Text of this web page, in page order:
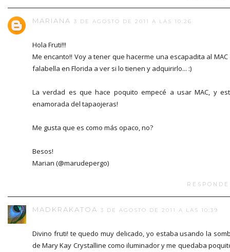
MARIANA 3 DE AGOSTO DE 2011 A LAS 10:26
Hola Fruti!!!
Me encanto!! Voy a tener que hacerme una escapadita al MAC
falabella en Florida a ver si lo tienen y adquirirlo... :)
La verdad es que hace poquito empecé a usar MAC, y
enamorada del tapaojeras!
Me gusta que es como más opaco, no?
Besos!
Marian (@marudepergo)
MADKRAKATOA 3 DE AGOSTO DE 2011 A LAS 10:39
Divino fruti! te quedo muy delicado, yo estaba usando la
de Mary Kay Crystalline como iluminador y me quedaba